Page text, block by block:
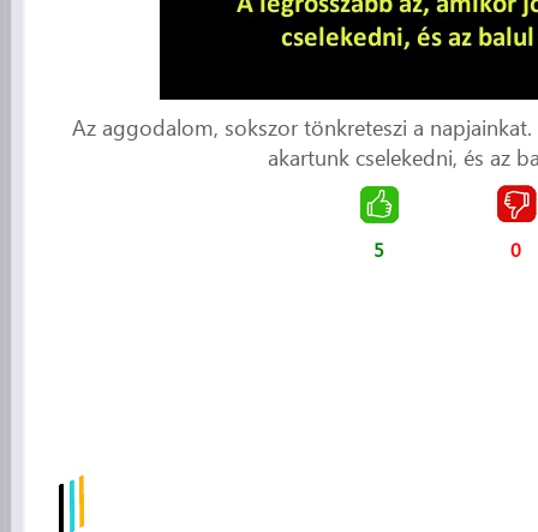
Az aggodalom, sokszor tönkreteszi a
akartunk cselekedni, és az
5 0